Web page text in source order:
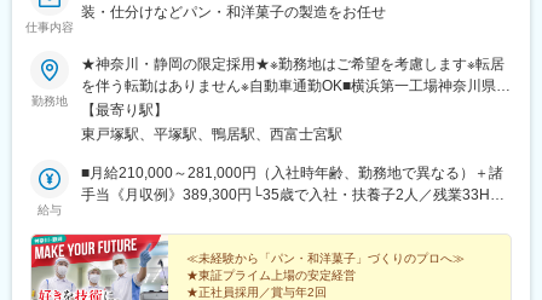
田駅、本川越駅、見沼代親水公園駅、三郷中央駅、与野駅、戸田
林間駅、登戸駅、宮前平駅、川崎大師駅、京急新子安駅、杉田駅
(神奈川県)、武蔵溝ノ口駅、逗子・葉山駅、並木中央駅、港南中央
駅、六郷土手駅、センター北駅、上石神井駅、東日本橋駅、有楽
町駅、三田駅(東京都)、田原町駅(東京都)、菊川駅(東京都)、梶原
駅、下落合駅、志村坂上駅、大森町駅、代々木公園駅、都立家政
駅、宮ノ前駅、目白駅、矢口渡駅、雪が谷大塚駅、鮫洲駅、荏原
中延駅、新高円寺駅、千駄ケ谷駅、東京テレポート駅、八坂駅、
東伏見駅、立川駅、井の頭公園駅、松が谷駅、本八幡駅(総武線)、
川崎駅、人形町駅、銀座駅、浅草駅、錦糸町駅、王子駅前駅、初
台駅、熊野前駅、学習院下駅、沼部駅、品川シーサイド駅、中延
駅、原宿駅、青海駅(東京都)、立川南駅、京成八幡駅
仕事内容
装・仕分けなどパン・和洋菓子の製造をお任せ
勤務地
★神奈川・静岡の限定採用★※勤務地はご希望を考慮します※転居
を伴う転勤はありません※自動車通勤OK■横浜第一工場神奈川県横
浜市戸塚区上柏尾町15■横浜第一工場 平塚営業所神奈川県平塚
市新町5-60■横浜第二工場神奈川県横浜市都筑区東方町188■横浜
横浜第一工場JR横須賀線「東戸塚駅」目の前またはJR「戸塚駅」
よりバス「横浜駅行き」「保土ヶ谷駅行き」「緑園都市駅駅行
所JR「平塚駅」よりバス「田村車庫行き」に乗車、「北新町バス
停」もしくは「中原中宿バス停」下車後徒歩6分■横浜第二工場
JR「鴨居駅」から徒歩19分■横浜第二工場 静岡営業所JR「西富士
【最寄り駅】
東戸塚駅、平塚駅、鴨居駅、西富士宮駅
給与
■月給210,000～281,000円（入社時年齢、勤務地で異なる）＋諸
手当《月収例》389,300円└35歳で入社・扶養子2人／残業33H、
当を含みます（0円～21,500円）《モデル年収例》入社4年目…
593万円入社6年目… 603万円入社11年目… 690万円※本人の希
望・スキルに応じて、地域社員から全国転勤ある全国社員に転換
≪未経験から「パン・和洋菓子」づくりのプロへ≫
★東証プライム上場の安定経営
★正社員採用／賞与年2回